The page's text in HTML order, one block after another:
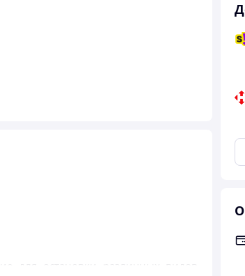
для остановки различных видов